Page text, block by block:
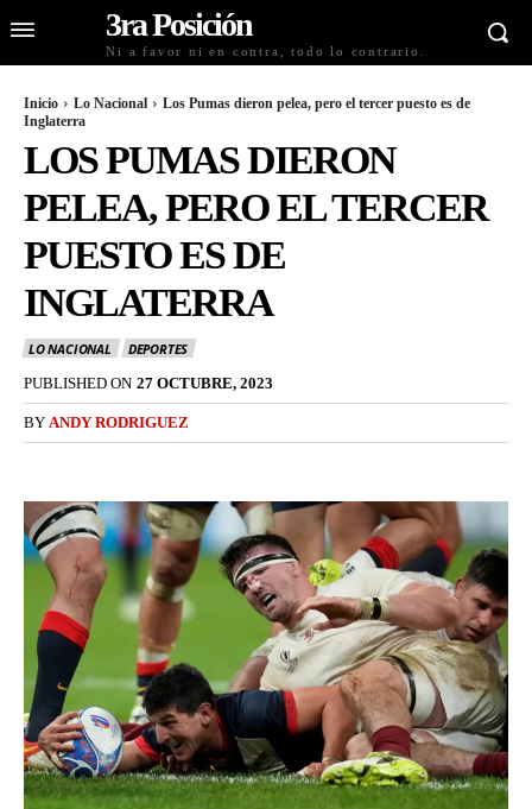
3ra Posición
Ni a favor ni en contra, todo lo contrario.
Inicio Lo Nacional
Los Pumas dieron pelea, pero el tercer puesto es de
Inglaterra
LOS PUMAS DIERON
PELEA, PERO EL TERCER
PUESTO ES DE
INGLATERRA
LO NACIONAL
DEPORTES
PUBLISHED ON 27 OCTUBRE, 2023
BY ANDY RODRIGUEZ